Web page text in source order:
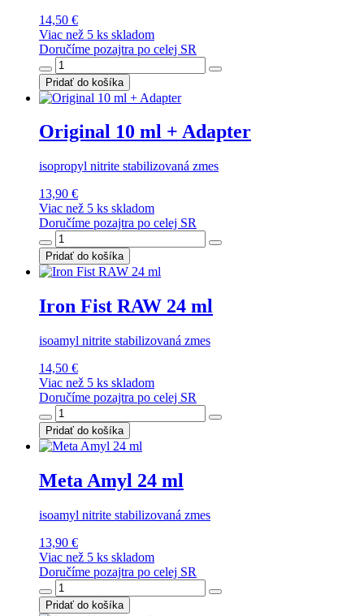
14,50 €
Viac než 5 ks skladom
Doručíme pozajtra po celej SR
Pridať do košíka
Original 10 ml + Adapter
isopropyl nitrite stabilizovaná zmes
13,90 €
Viac než 5 ks skladom
Doručíme pozajtra po celej SR
Pridať do košíka
Iron Fist RAW 24 ml
isoamyl nitrite stabilizovaná zmes
14,50 €
Viac než 5 ks skladom
Doručíme pozajtra po celej SR
Pridať do košíka
Meta Amyl 24 ml
isoamyl nitrite stabilizovaná zmes
13,90 €
Viac než 5 ks skladom
Doručíme pozajtra po celej SR
Pridať do košíka